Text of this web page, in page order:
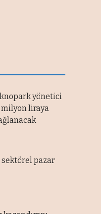
yönetici
liraya
sektörel pazar